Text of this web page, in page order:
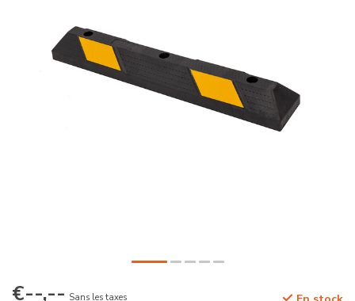
€--,-- Sans les taxes